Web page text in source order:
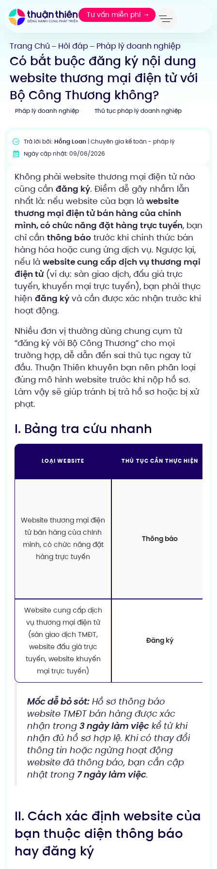
Tư vấn miễn phí
Trang Chủ — Hỏi đáp — Pháp lý doanh nghiệp
Có bắt buộc đăng ký nội dung
website thương mại điện tử với
Bộ Công Thương không?
Pháp lý doanh nghiệp Thủ tục pháp lý doanh nghiệp
Trả lời bởi: Hồng Loan| Chuyên gia kế toán - pháp lý
Ngày cập nhật: 09/06/2026
Không phải website thương mại điện tử nào
cũng cần đăng ký. Điểm dễ gây nhầm lẫn
nhất là: nếu website của bạn là website
thương mại điện tử bán hàng của chính
mình, có chức năng đặt hàng trực tuyến, bạn
chỉ cần thông báo trước khi chính thức bán
hàng hóa hoặc cung ứng dịch vụ. Ngược lại,
nếu là website cung cấp dịch vụ thương mại
điện tử(ví dụ: sàn giao dịch, đấu giá trực
tuyến, khuyến mại trực tuyến), bạn phải thực
hiện đăng ký và cần được xác nhận trước khi
hoạt động.
Nhiều đơn vị thường dùng chung cụm từ
“đăng ký với Bộ Công Thương” cho mọi
trường hợp, dễ dẫn đến sai thủ tục ngay từ
đầu. Thuận Thiên khuyên bạn nên phân loại
đúng mô hình website trước khi nộp hồ sơ.
Làm vậy sẽ giúp tránh bị trả hồ sơ hoặc bị xử
phạt.
I. Bảng tra cứu nhanh
LOẠI WEBSITE THỦ TỤC CẦN THỰC HIỆN
Website thương mại điện
tử bán hàng của chính
mình, có chức năng đặt
hàng trực tuyến
Thông báo
Website cung cấp dịch
vụ thương mại điện tử
(sàn giao dịch TMĐT,
website đấu giá trực
tuyến, website khuyến
mại trực tuyến)
Đăng ký
Mốc dễ bỏ sót:Hồ sơ thông báo
website TMĐT bán hàng được xác
nhận trong 3 ngày làm việckể từ khi
nhận đủ hồ sơ hợp lệ. Khi có thay đổi
thông tin hoặc ngừng hoạt động
website đã thông báo, bạn cần cập
nhật trong 7 ngày làm việc.
II. Cách xác định website của
bạn thuộc diện thông báo
hay đăng ký